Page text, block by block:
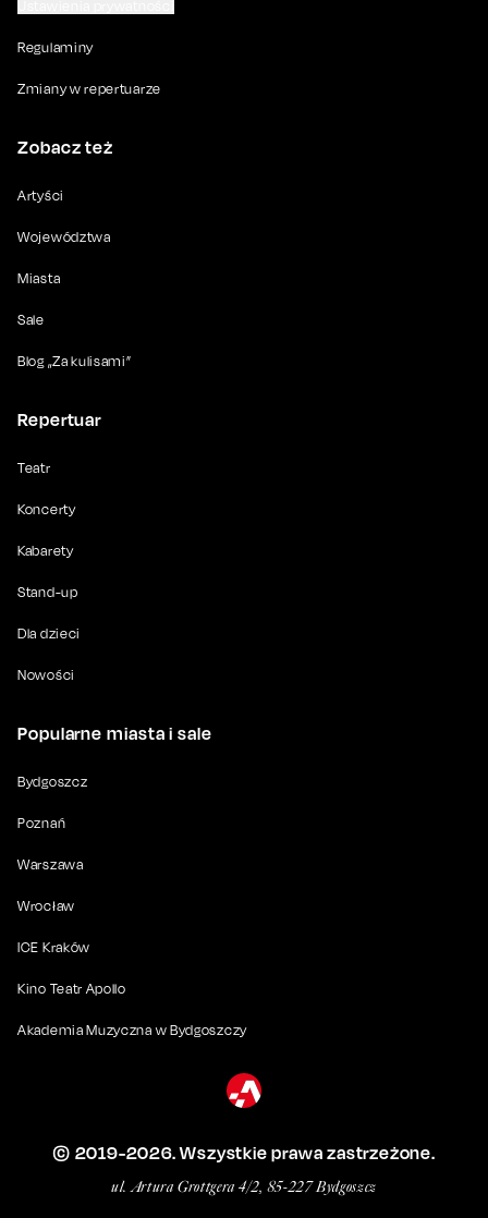
Regulaminy
Zmiany w repertuarze
Zobacz też
Artyści
Województwa
Miasta
Sale
Blog „Za kulisami”
Repertuar
Teatr
Koncerty
Kabarety
Stand-up
Dla dzieci
Nowości
Popularne miasta i sale
Bydgoszcz
Poznań
Warszawa
Wrocław
ICE Kraków
Kino Teatr Apollo
Akademia Muzyczna w Bydgoszczy
© 2019-2026. Wszystkie prawa zastrzeżone.
ul. Artura Grottgera 4/2, 85-227 Bydgoszcz